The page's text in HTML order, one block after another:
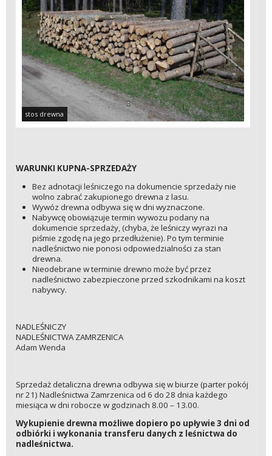
stos drewna
WARUNKI KUPNA-SPRZEDAŻY
Bez adnotacji leśniczego na dokumencie sprzedaży nie
wolno zabrać zakupionego drewna z lasu.
Wywóz drewna odbywa się w dni wyznaczone.
Nabywcę obowiązuje termin wywozu podany na
dokumencie sprzedaży, (chyba, że leśniczy wyrazi na
piśmie zgodę na jego przedłużenie). Po tym terminie
nadleśnictwo nie ponosi odpowiedzialności za stan
drewna.
Nieodebrane w terminie drewno może być przez
nadleśnictwo zabezpieczone przed szkodnikami na koszt
nabywcy.
NADLEŚNICZY
NADLEŚNICTWA ZAMRZENICA
Adam Wenda
Sprzedaż detaliczna drewna odbywa się w biurze (parter pokój
nr 21) Nadleśnictwa Zamrzenica od 6 do 28 dnia każdego
miesiąca w dni robocze w godzinach 8.00 – 13.00.
Wykupienie drewna możliwe dopiero po upływie 3 dni od
odbiórki i wykonania transferu danych z leśnictwa do
nadleśnictwa.